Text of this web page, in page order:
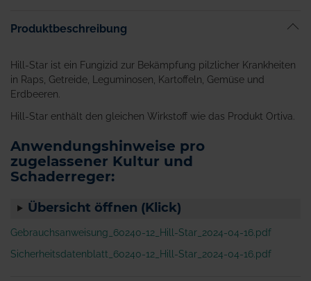
Produktbeschreibung
Hill-Star ist ein Fungizid zur Bekämpfung pilzlicher Krankheiten
in Raps, Getreide, Leguminosen, Kartoffeln, Gemüse und
Erdbeeren.
Hill-Star enthält den gleichen Wirkstoff wie das Produkt Ortiva.
Anwendungshinweise pro
zugelassener Kultur und
Schaderreger:
Übersicht öffnen (Klick)
Gebrauchsanweisung_60240-12_Hill-Star_2024-04-16.pdf
Sicherheitsdatenblatt_60240-12_Hill-Star_2024-04-16.pdf